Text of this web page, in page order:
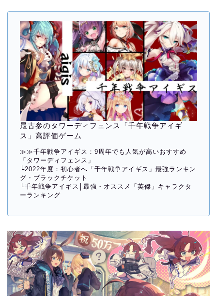
最古参のタワーディフェンス「千年戦争アイギ
ス」高評価ゲーム
≫≫千年戦争アイギス：9周年でも人気が高いおすすめ
「タワーディフェンス」
└2022年度：初心者へ「千年戦争アイギス」最強ランキン
グ・ブラックチケット
└千年戦争アイギス│最強・オススメ「英傑」キャラクタ
ーランキング